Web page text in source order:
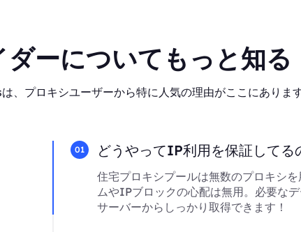
ーについてもっと知る
プロキシユーザーから特に人気の理由がここにありま
01 どうやってIP利用を保証してる
住宅プロキシプールは無数のプロキシ
ムやIPブロックの心配は無用。必要な
サーバーからしっかり取得できます！